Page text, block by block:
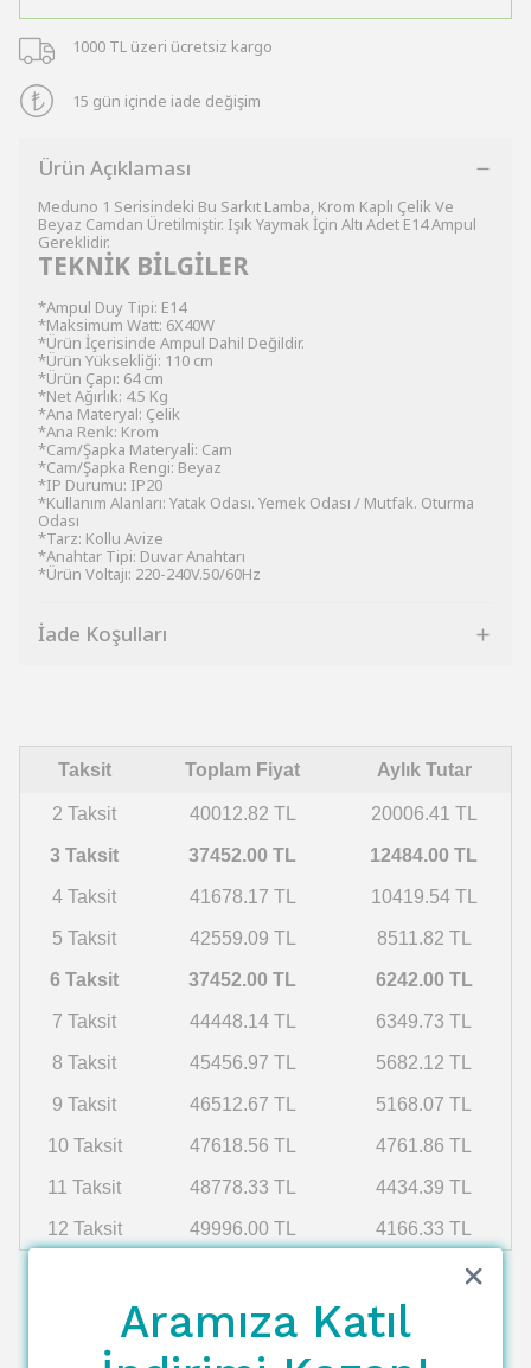
1000 TL üzeri ücretsiz kargo
15 gün içinde iade değişim
Ürün Açıklaması
Meduno 1 Serisindeki Bu Sarkıt Lamba, Krom Kaplı Çelik Ve
Beyaz Camdan Üretilmiştir. Işık Yaymak İçin Altı Adet E14 Ampul
Gereklidir.
TEKNİK BİLGİLER
*Ampul Duy Tipi: E14
*Maksimum Watt: 6X40W
*Ürün İçerisinde Ampul Dahil Değildir.
*Ürün Yüksekliği: 110 cm
*Ürün Çapı: 64 cm
*Net Ağırlık: 4.5 Kg
*Ana Materyal: Çelik
*Ana Renk: Krom
*Cam/Şapka Materyali: Cam
*Cam/Şapka Rengi: Beyaz
*IP Durumu: IP20
*Kullanım Alanları: Yatak Odası. Yemek Odası / Mutfak. Oturma
Odası
*Tarz: Kollu Avize
*Anahtar Tipi: Duvar Anahtarı
*Ürün Voltajı: 220-240V.50/60Hz
İade Koşulları
Taksit Toplam Fiyat Aylık Tutar
2 Taksit 40012.82 TL 20006.41 TL
3 Taksit 37452.00 TL 12484.00 TL
4 Taksit 41678.17 TL 10419.54 TL
5 Taksit 42559.09 TL 8511.82 TL
6 Taksit 37452.00 TL 6242.00 TL
7 Taksit 44448.14 TL 6349.73 TL
8 Taksit 45456.97 TL 5682.12 TL
9 Taksit 46512.67 TL 5168.07 TL
10 Taksit 47618.56 TL 4761.86 TL
11 Taksit 48778.33 TL 4434.39 TL
12 Taksit 49996.00 TL 4166.33 TL
Aramıza Katıl